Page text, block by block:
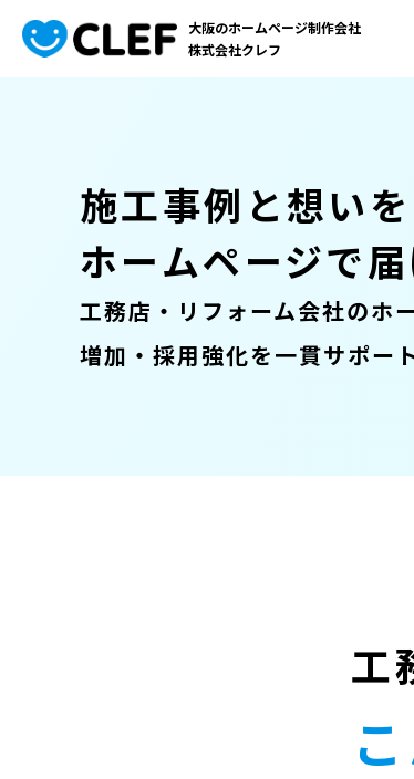
大阪のホームページ制作会社
株式会社クレフ
施工事例と想いを
ホームページで
工務店・リフォーム会社のホ
増加・採用強化を一貫サポート
工